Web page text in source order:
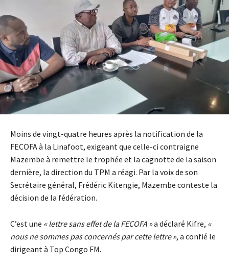
Moins de vingt-quatre heures après la notification de la
FECOFA à la Linafoot, exigeant que celle-ci contraigne
Mazembe à remettre le trophée et la cagnotte de la saison
dernière, la direction du TPM a réagi. Par la voix de son
Secrétaire général, Frédéric Kitengie, Mazembe conteste la
décision de la fédération.
C’est une « lettre sans effet de la FECOFA »a déclaré Kifre, «
nous ne sommes pas concernés par cette lettre », a confié le
dirigeant à Top Congo FM.